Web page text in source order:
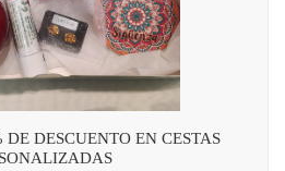
DESCUENTO EN CESTAS